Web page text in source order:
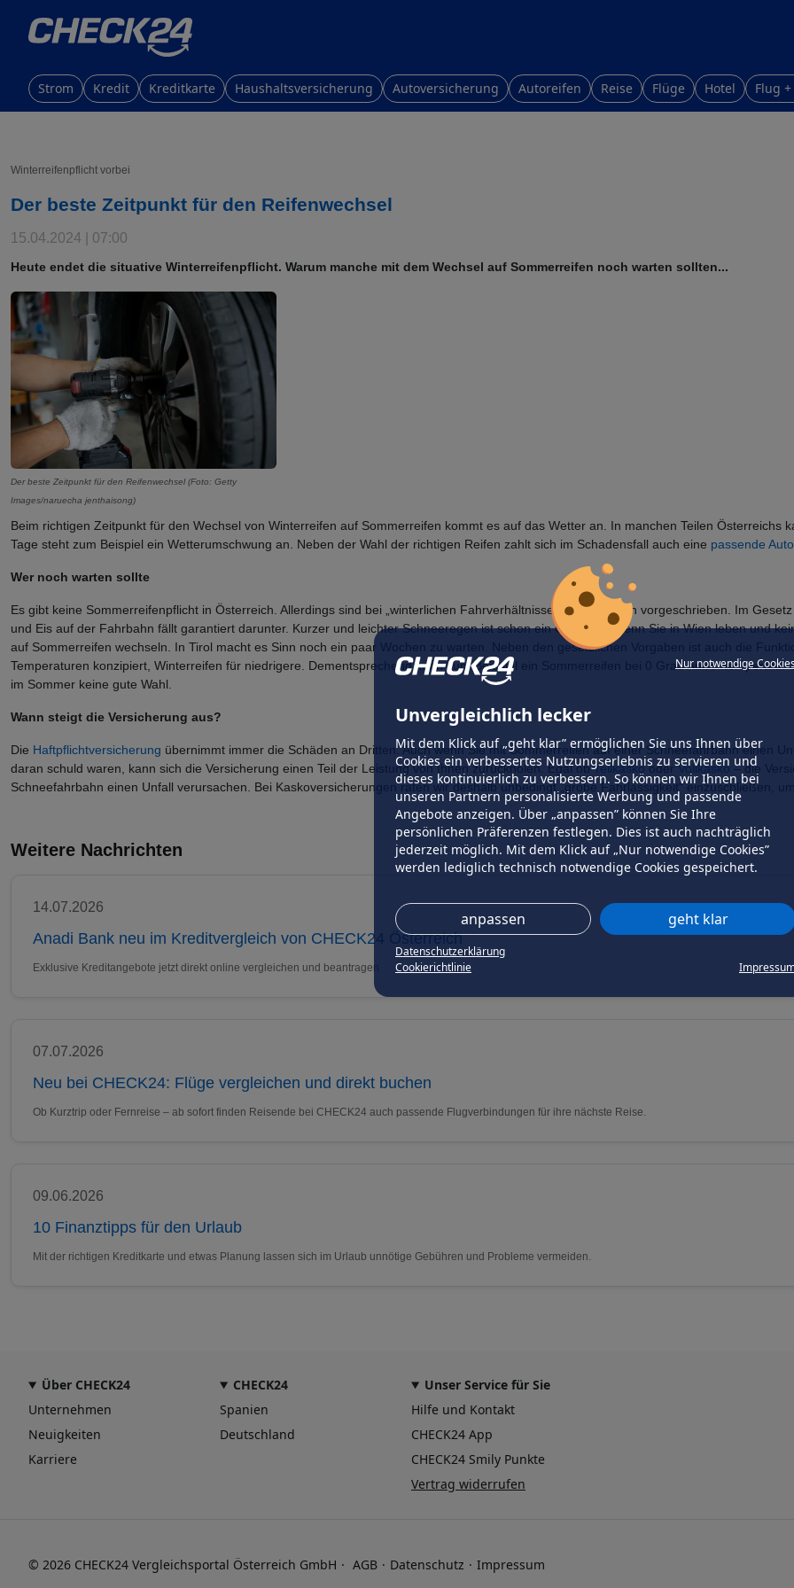
Nur notwendige
Unvergleichlich lecker
Mit dem Klick auf „geht klar” ermöglichen Sie uns Ihnen über
Cookies ein verbessertes Nutzungserlebnis zu servieren und
dieses kontinuierlich zu verbessern. So können wir Ihnen bei
unseren Partnern personalisierte Werbung und passende
Angebote anzeigen. Über „anpassen” können Sie Ihre
persönlichen Präferenzen festlegen. Dies ist auch nachträglich
jederzeit möglich. Mit dem Klick auf „Nur notwendige Cookies”
werden lediglich technisch notwendige Cookies gespeichert.
anpassen geht klar
Datenschutzerklärung
Cookierichtlinie
Strom Kredit Kreditkarte Haushaltsversicherung Autoversicherung Autoreifen Reise Flüge Hotel Flug
Winterreifenpflicht vorbei
Der beste Zeitpunkt für den Reifenwechsel
15.04.2024 | 07:00
Heute endet die situative Winterreifenpflicht. Warum manche mit dem Wechsel auf Sommerreifen noch warten sollten...
Der beste Zeitpunkt für den Reifenwechsel (Foto: Getty
Images/naruecha jenthaisong)
Beim richtigen Zeitpunkt für den Wechsel von Winterreifen auf Sommerreifen kommt es auf das Wetter an. In manchen Teilen Österreichs
Tage steht zum Beispiel ein Wetterumschwung an. Neben der Wahl der richtigen Reifen zahlt sich im Schadensfall auch eine passende
Wer noch warten sollte
Es gibt keine Sommerreifenpflicht in Österreich. Allerdings sind bei „winterlichen Fahrverhältnissen“ Winterreifen vorgeschrieben. Im
und Eis auf der Fahrbahn fällt garantiert darunter. Kurzer und leichter Schneeregen ist schon ein Grenzfall. Wenn Sie in Wien leben und
auf Sommerreifen wechseln. In Tirol macht es Sinn noch ein paar Wochen zu warten. Neben den gesetzlichen Vorgaben ist auch die
Temperaturen konzipiert, Winterreifen für niedrigere. Dementsprechend kann zum Beispiel ein Sommerreifen bei 0 Grad
im Sommer keine gute Wahl.
Wann steigt die Versicherung aus?
Die Haftpflichtversicherung übernimmt immer die Schäden an Dritten. Auch wenn Sie mit Sommerreifen auf einer Schneefahrbahn einen
daran schuld waren, kann sich die Versicherung einen Teil der Leistung von Ihnen zurückholen. Egal obTeilkaskooderVollkasko – die
Schneefahrbahn einen Unfall verursachen. Bei Kaskoversicherungen raten wir deshalb unbedingt „grobe Fahrlässigkeit“ einzuschließen,
Weitere Nachrichten
14.07.2026
Anadi Bank neu im Kreditvergleich von CHECK24 Österreich
Exklusive Kreditangebote jetzt direkt online vergleichen und beantragen
07.07.2026
Neu bei CHECK24: Flüge vergleichen und direkt buchen
Ob Kurztrip oder Fernreise – ab sofort finden Reisende bei CHECK24 auch passende Flugverbindungen für ihre nächste Reise.
09.06.2026
10 Finanztipps für den Urlaub
Mit der richtigen Kreditkarte und etwas Planung lassen sich im Urlaub unnötige Gebühren und Probleme vermeiden.
Über CHECK24
Unternehmen
Neuigkeiten
Karriere
CHECK24
Spanien
Deutschland
Unser Service für Sie
Hilfe und Kontakt
CHECK24 App
CHECK24 Smily Punkte
Vertrag widerrufen
© 2026 CHECK24 Vergleichsportal Österreich GmbH AGB Datenschutz Impressum